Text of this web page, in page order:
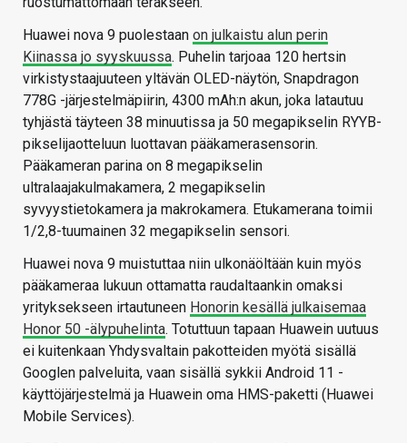
Huawei nova 9 puolestaan on julkaistu alun perin
Kiinassa jo syyskuussa. Puhelin tarjoaa 120 hertsin
virkistystaajuuteen yltävän OLED-näytön, Snapdragon
778G -järjestelmäpiirin, 4300 mAh:n akun, joka latautuu
tyhjästä täyteen 38 minuutissa ja 50 megapikselin RYYB-
pikselijaotteluun luottavan pääkamerasensorin.
Pääkameran parina on 8 megapikselin
ultralaajakulmakamera, 2 megapikselin
syvyystietokamera ja makrokamera. Etukamerana toimii
1/2,8-tuumainen 32 megapikselin sensori.
Huawei nova 9 muistuttaa niin ulkonäöltään kuin myös
pääkameraa lukuun ottamatta raudaltaankin omaksi
yrityksekseen irtautuneen Honorin kesällä julkaisemaa
Honor 50 -älypuhelinta. Totuttuun tapaan Huawein uutuus
ei kuitenkaan Yhdysvaltain pakotteiden myötä sisällä
Googlen palveluita, vaan sisällä sykkii Android 11 -
käyttöjärjestelmä ja Huawein oma HMS-paketti (Huawei
Mobile Services).